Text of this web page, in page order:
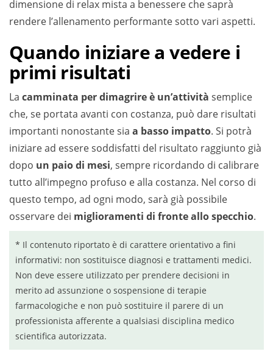
dimensione di relax mista a benessere che saprà
rendere l’allenamento performante sotto vari aspetti.
Quando iniziare a vedere i
primi risultati
La camminata per dimagrire è un’attività semplice
che, se portata avanti con costanza, può dare risultati
importanti nonostante sia a basso impatto. Si potrà
iniziare ad essere soddisfatti del risultato raggiunto già
dopo un paio di mesi, sempre ricordando di calibrare
tutto all’impegno profuso e alla costanza. Nel corso di
questo tempo, ad ogni modo, sarà già possibile
osservare dei miglioramenti di fronte allo specchio.
* Il contenuto riportato è di carattere orientativo a fini
informativi: non sostituisce diagnosi e trattamenti medici.
Non deve essere utilizzato per prendere decisioni in
merito ad assunzione o sospensione di terapie
farmacologiche e non può sostituire il parere di un
professionista afferente a qualsiasi disciplina medico
scientifica autorizzata.